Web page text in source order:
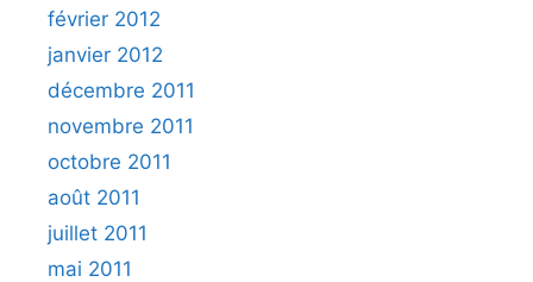
février 2012
janvier 2012
décembre 2011
novembre 2011
octobre 2011
août 2011
juillet 2011
mai 2011